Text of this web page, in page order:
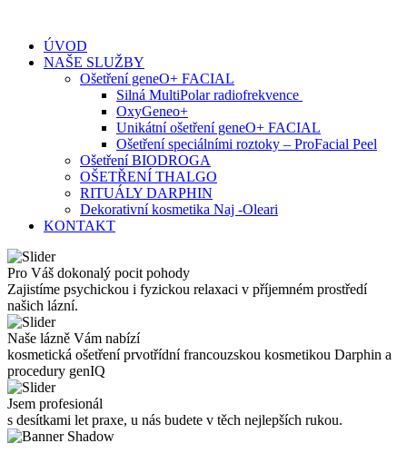
contentÚVOD
NAŠE SLUŽBY
Ošetření geneO+ FACIAL
Silná MultiPolar radiofrekvence
OxyGeneo+
Unikátní ošetření geneO+ FACIAL
Ošetření speciálními roztoky – ProFacial Peel
Ošetření BIODROGA
OŠETŘENÍ THALGO
RITUÁLY DARPHIN
Dekorativní kosmetika Naj -Oleari
KONTAKT
Pro Váš dokonalý pocit pohody
Zajistíme psychickou i fyzickou relaxaci v příjemném prostředí
našich lázní.
Naše lázně Vám nabízí
kosmetická ošetření prvotřídní francouzskou kosmetikou Darphin a
procedury genIQ
Jsem profesionál
s desítkami let praxe, u nás budete v těch nejlepších rukou.